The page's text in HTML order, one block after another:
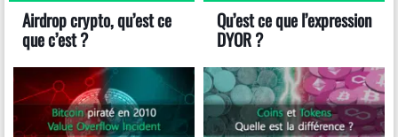
Airdrop crypto, qu’est ce
que c’est ?
Qu’est ce que l’expression
DYOR ?